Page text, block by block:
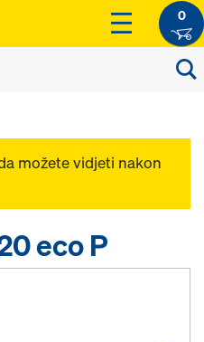
0
možete vidjeti nakon
eco P